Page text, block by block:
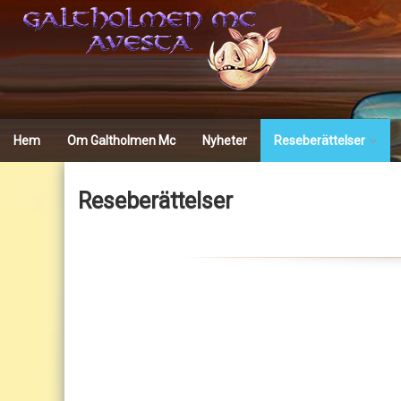
Hem Om Galtholmen Mc Nyheter Reseberättelser
Reseberättelser